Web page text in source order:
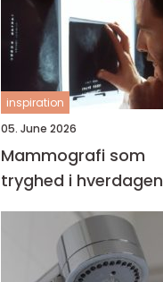
inspiration
05. June 2026
Mammografi som
tryghed i hverdagen